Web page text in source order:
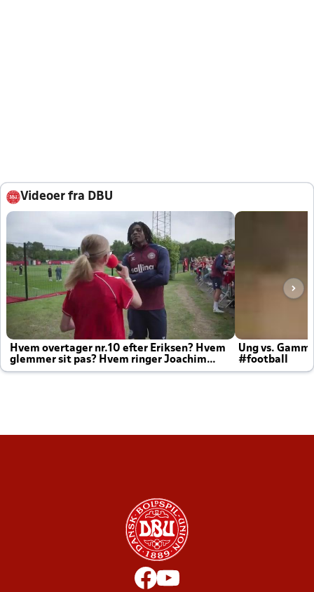
Videoer fra DBU
Hvem overtager nr.10 efter Eriksen? Hvem
glemmer sit pas? Hvem ringer Joachim
altid til efter kampe?
Ung vs.
#football